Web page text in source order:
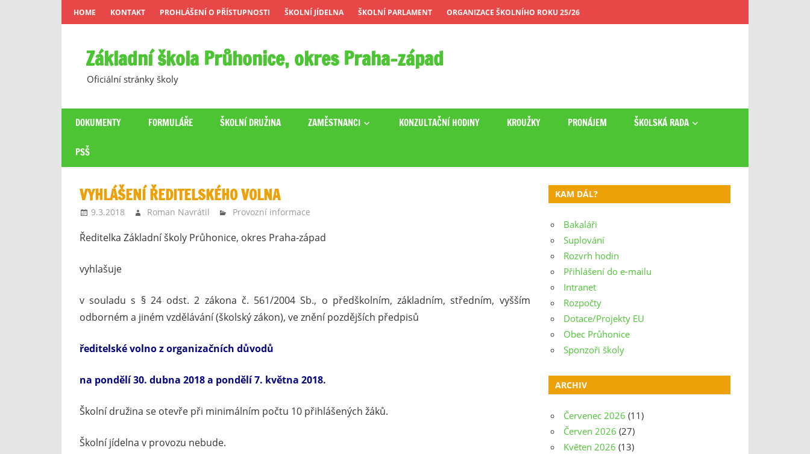
Skip
to
HOME KONTAKT PROHLÁŠENÍ O PŘÍSTUPNOSTI ŠKOLNÍ JÍDELNA ŠKOLNÍ PARLAMENT ORGANIZACE ŠKOLNÍHO ROKU 25/26
Základní škola Průhonice, okres Praha-západ
Oficiální stránky školy
DOKUMENTY FORMULÁŘE ŠKOLNÍ DRUŽINA ZAMĚSTNANCI KONZULTAČNÍ HODINY KROUŽKY PRONÁJEM ŠKOLSKÁ RADA
PSŠ
VYHLÁŠENÍ ŘEDITELSKÉHO VOLNA
9.3.2018 Roman Navrátil Provozní informace
Ředitelka Základní školy Průhonice, okres Praha-západ
vyhlašuje
v souladu s § 24 odst. 2 zákona č. 561/2004 Sb., o předškolním, základním, středním, vyšším
odborném a jiném vzdělávání (školský zákon), ve znění pozdějších předpisů
ředitelské volno z organizačních důvodů
na pondělí 30. dubna 2018 a pondělí 7. května 2018.
Školní družina se otevře při minimálním počtu 10 přihlášených žáků.
Školní jídelna v provozu nebude.
KAM DÁL?
Bakaláři
Suplování
Rozvrh hodin
Přihlášení do e-mailu
Intranet
Rozpočty
Dotace/Projekty EU
Obec Průhonice
Sponzoři školy
ARCHIV
Červenec 2026 (11)
Červen 2026 (27)
Květen 2026 (13)